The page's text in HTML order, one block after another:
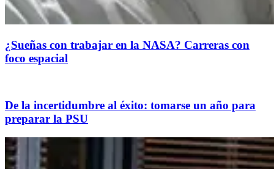
¿Sueñas con trabajar en la NASA? Carreras con
foco espacial
De la incertidumbre al éxito: tomarse un año para
preparar la PSU